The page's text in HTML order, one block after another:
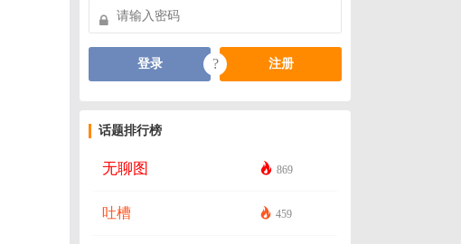
登录 ? 注册
话题排行榜
无聊图 869
吐槽 459